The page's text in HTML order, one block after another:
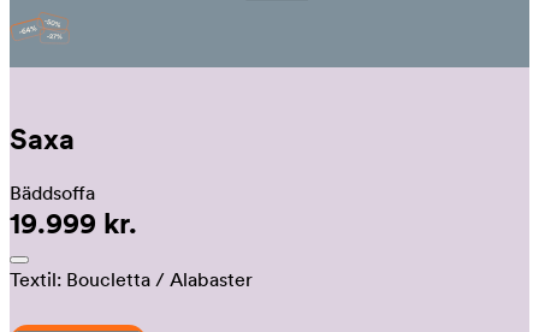
Saxa
Bäddsoffa
19.999 kr.
Textil: Boucletta / Alabaster